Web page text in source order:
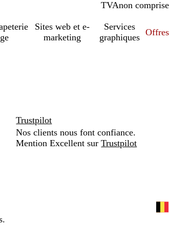
TVAcomprise
non comprise
Sites web et e-
marketing
Services
graphiques
Offres
Trustpilot
Nos clients nous font confiance.
Mention Excellent surTrustpilot